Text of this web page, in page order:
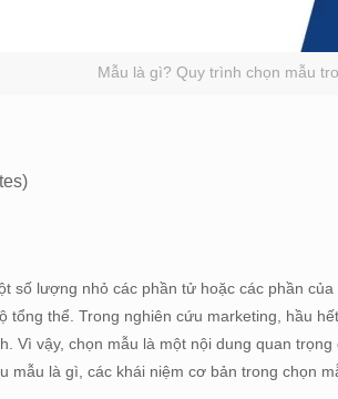
Mẫu là gì? Quy trình chọn mẫu
số lượng nhỏ các phần tử hoặc các phần
tổng thể. Trong nghiên cứu marketing, hầu
Vì vậy, chọn mẫu là một nội dung quan
mẫu là gì, các khái niệm cơ bản trong chọn